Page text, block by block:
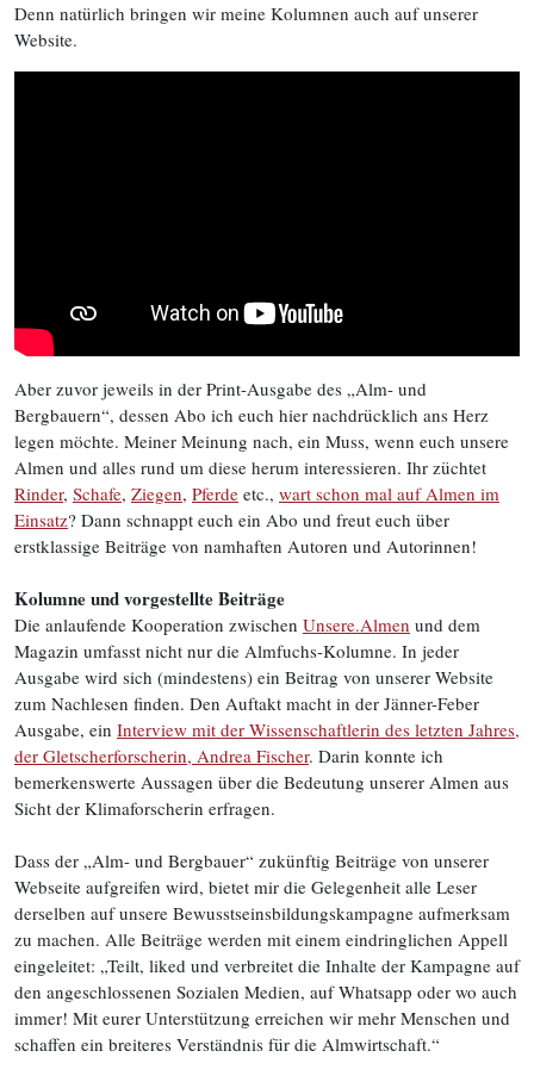
Denn natürlich bringen wir meine Kolumnen auch auf unserer
Website.
Aber zuvor jeweils in der Print-Ausgabe des „Alm- und
Bergbauern“, dessen Abo ich euch hier nachdrücklich ans Herz
legen möchte. Meiner Meinung nach, ein Muss, wenn euch unsere
Almen und alles rund um diese herum interessieren. Ihr züchtet
Rinder, Schafe, Ziegen, Pferde etc., wart schon mal auf Almen im
Einsatz? Dann schnappt euch ein Abo und freut euch über
erstklassige Beiträge von namhaften Autoren und Autorinnen!
Kolumne und vorgestellte Beiträge
Die anlaufende Kooperation zwischen Unsere.Almen und dem
Magazin umfasst nicht nur die Almfuchs-Kolumne. In jeder
Ausgabe wird sich (mindestens) ein Beitrag von unserer Website
zum Nachlesen finden. Den Auftakt macht in der Jänner-Feber
Ausgabe, ein Interview mit der Wissenschaftlerin des letzten Jahres,
der Gletscherforscherin, Andrea Fischer. Darin konnte ich
bemerkenswerte Aussagen über die Bedeutung unserer Almen aus
Sicht der Klimaforscherin erfragen.
Dass der „Alm- und Bergbauer“ zukünftig Beiträge von unserer
Webseite aufgreifen wird, bietet mir die Gelegenheit alle Leser
derselben auf unsere Bewusstseinsbildungskampagne aufmerksam
zu machen. Alle Beiträge werden mit einem eindringlichen Appell
eingeleitet: „Teilt, liked und verbreitet die Inhalte der Kampagne auf
den angeschlossenen Sozialen Medien, auf Whatsapp oder wo auch
immer! Mit eurer Unterstützung erreichen wir mehr Menschen und
schaffen ein breiteres Verständnis für die Almwirtschaft.“